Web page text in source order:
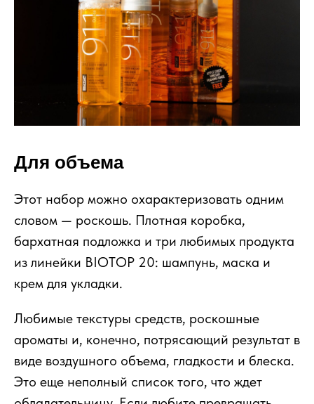
Для объема
Этот набор можно охарактеризовать одним
словом — роскошь. Плотная коробка,
бархатная подложка и три любимых продукта
из линейки BIOTOP 20: шампунь, маска и
крем для укладки.
Любимые текстуры средств, роскошные
ароматы и, конечно, потрясающий результат в
виде воздушного объема, гладкости и блеска.
Это еще неполный список того, что ждет